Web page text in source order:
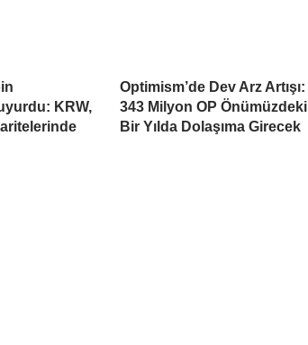
KRW,
Optimism’de Dev Arz Artışı:
343 Milyon OP Önümüzdeki
Bir Yılda Dolaşıma Girecek